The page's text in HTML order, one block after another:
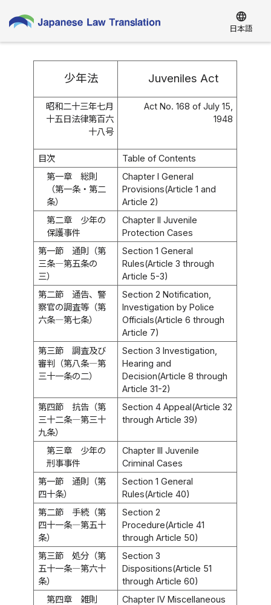
language
日本語
少年法 Juveniles Act
昭和二十三年七月
十五日法律第百六
十八号
Act No. 168 of July 15,
1948
目次
Table of Contents
第一章 総則
（第一条・第二
条）
Chapter I General
Provisions(Article 1 and
Article 2)
第二章 少年の
保護事件
Chapter II Juvenile
Protection Cases
第一節 通則（第
三条―第五条の
三）
Section 1 General
Rules(Article 3 through
Article 5-3)
第二節 通告、警
察官の調査等（第
六条―第七条）
Section 2 Notification,
Investigation by Police
Officials(Article 6 through
Article 7)
第三節 調査及び
審判（第八条―第
三十一条の二）
Section 3 Investigation,
Hearing and
Decision(Article 8 through
Article 31-2)
第四節 抗告（第
三十二条―第三十
九条）
Section 4 Appeal(Article 32
through Article 39)
第三章 少年の
刑事事件
Chapter III Juvenile
Criminal Cases
第一節 通則（第
四十条）
Section 1 General
Rules(Article 40)
第二節 手続（第
四十一条―第五十
条）
Section 2
Procedure(Article 41
through Article 50)
第三節 処分（第
五十一条―第六十
条）
Section 3
Dispositions(Article 51
through Article 60)
第四章 雑則
Chapter IV Miscellaneous